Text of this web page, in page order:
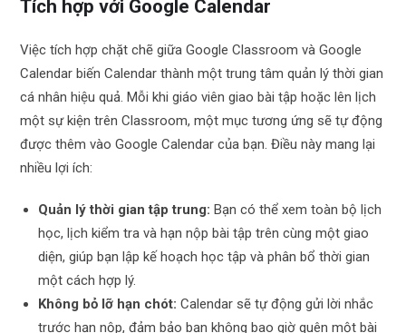
Tích hợp với Google Calendar
Việc tích hợp chặt chẽ giữa Google Classroom và Google
Calendar biến Calendar thành một trung tâm quản lý thời gian
cá nhân hiệu quả. Mỗi khi giáo viên giao bài tập hoặc lên lịch
một sự kiện trên Classroom, một mục tương ứng sẽ tự động
được thêm vào Google Calendar của bạn. Điều này mang lại
nhiều lợi ích:
Quản lý thời gian tập trung: Bạn có thể xem toàn bộ lịch
học, lịch kiểm tra và hạn nộp bài tập trên cùng một giao
diện, giúp bạn lập kế hoạch học tập và phân bổ thời gian
một cách hợp lý.
Không bỏ lỡ hạn chót: Calendar sẽ tự động gửi lời nhắc
trước hạn nộp, đảm bảo bạn không bao giờ quên một bài